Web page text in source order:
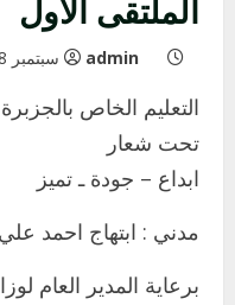
admin سبتمبر 8, 2025
التعليم الخاص
تحت شعار
ابداع – جودة ـ تميز
مدني : ابتهاج احمد علي
برعاية المدير العام